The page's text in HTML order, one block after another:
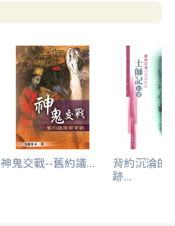
神鬼交戰--舊約議... 背約沉淪的
跡...